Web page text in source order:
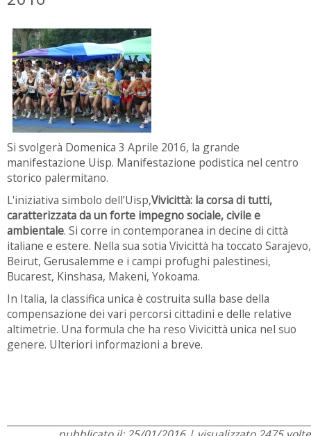
Si svolgerà Domenica 3 Aprile 2016, la grande
manifestazione Uisp. Manifestazione podistica nel centro
storico palermitano.
L'iniziativa simbolo dell’Uisp,Vivicittà: la corsa di tutti,
caratterizzata da un forte impegno sociale, civile e
ambientale. Si corre in contemporanea in decine di città
italiane e estere. Nella sua sotia Vivicittà ha toccato Sarajevo,
Beirut, Gerusalemme e i campi profughi palestinesi,
Bucarest, Kinshasa, Makeni, Yokoama.
In Italia, la classifica unica è costruita sulla base della
compensazione dei vari percorsi cittadini e delle relative
altimetrie. Una formula che ha reso Vivicittà unica nel suo
genere. Ulteriori informazioni a breve.